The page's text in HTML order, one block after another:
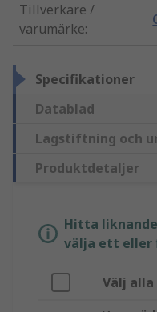
Tillverkare /
varumärke:
Specifikationer
Datablad
Lagstiftning och
Produktdetaljer
Hitta
välja ett
Välj alla